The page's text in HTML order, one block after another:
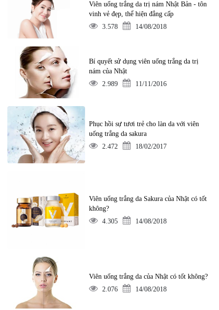
Viên uống trắng da trị nám Nhật Bản - tôn
vinh vẻ đẹp, thể hiện đẳng cấp
3.578
14/08/2018
Bí quyết sử dụng viên uống trắng da trị
nám của Nhật
2.989
11/11/2016
Phục hồi sự tươi trẻ cho làn da với viên
uống trắng da sakura
2.472
18/02/2017
Viên uống trắng da Sakura của Nhật có tốt
không?
4.305
14/08/2018
Viên uống trắng da của Nhật có tốt không?
2.076
14/08/2018